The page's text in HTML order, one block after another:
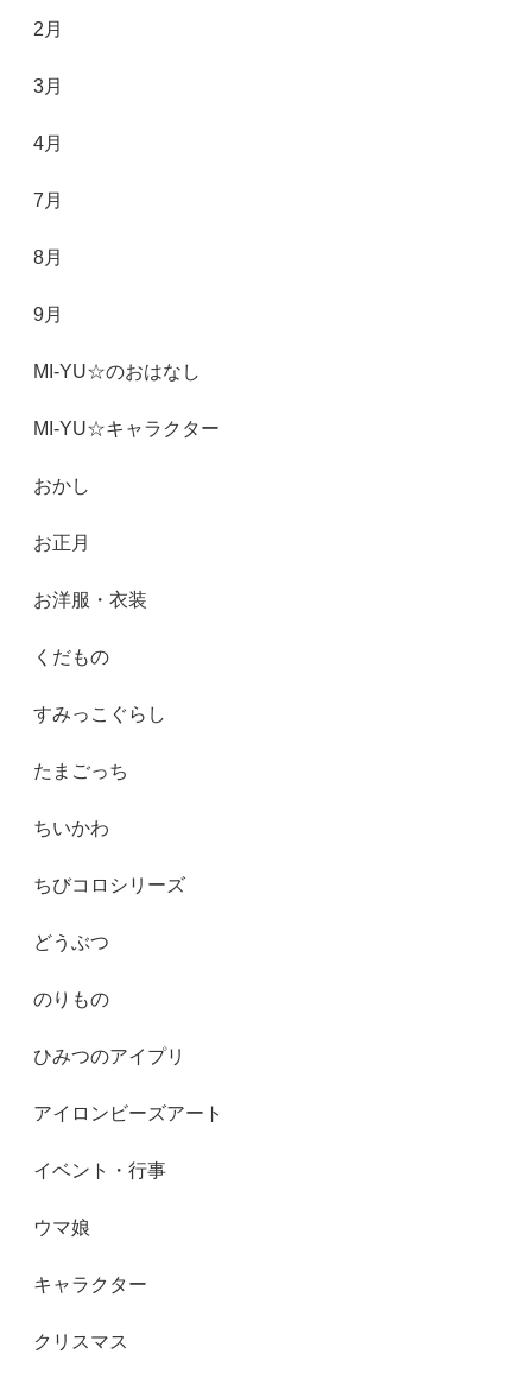
2月
3月
4月
7月
8月
9月
MI-YU☆のおはなし
MI-YU☆キャラクター
おかし
お正月
お洋服・衣装
くだもの
すみっこぐらし
たまごっち
ちいかわ
ちびコロシリーズ
どうぶつ
のりもの
ひみつのアイプリ
アイロンビーズアート
イベント・行事
ウマ娘
キャラクター
クリスマス